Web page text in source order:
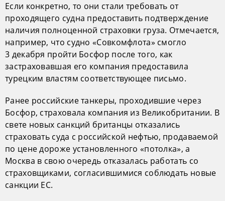
Если конкретно, то они стали требовать от
проходящего судна предоставить подтверждение
наличия полноценной страховки груза. Отмечается,
например, что судно «Совкомфлота» смогло
3 декабря пройти Босфор после того, как
застраховавшая его компания предоставила
турецким властям соответствующее письмо.
Ранее российские танкеры, проходившие через
Босфор, страховала компания из Великобритании. В
свете новых санкций британцы отказались
страховать суда с российской нефтью, продаваемой
по цене дороже установленного «потолка», а
Москва в свою очередь отказалась работать со
страховщиками, согласившимися соблюдать новые
санкции ЕС.